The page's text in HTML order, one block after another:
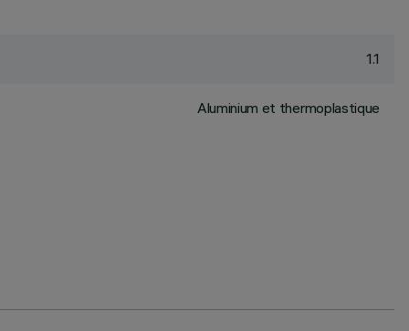
1.1
Aluminium et thermoplastique